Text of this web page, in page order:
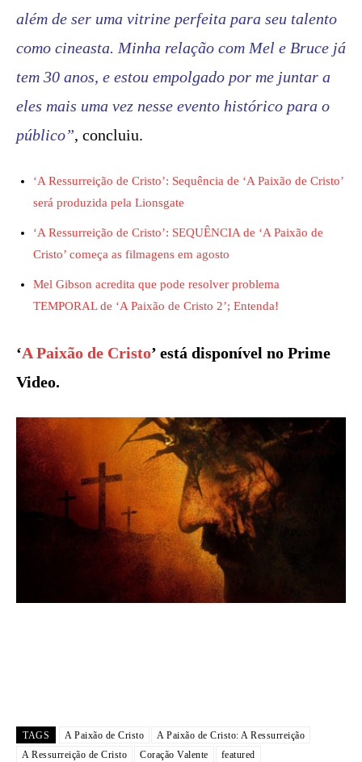
além de ser uma vitrine perfeita para seu talento
como cineasta. Minha relação com Mel e Bruce já
tem 30 anos, e estou empolgado por me juntar a
eles mais uma vez nesse evento histórico para o
público”, concluiu.
‘A Ressurreição de Cristo’: Sequência de ‘A Paixão de Cristo’
será produzida pela Lionsgate
‘A Ressurreição de Cristo’: SEQUÊNCIA de ‘A Paixão de
Cristo’ começa as filmagens em agosto
Mel Gibson acredita que pode resolver problema
TEMPORAL de ‘A Paixão de Cristo 2’; Entenda!
‘A Paixão de Cristo’ está disponível no Prime
Video.
TAGS A Paixão de Cristo
A Paixão de Cristo: A Ressurreição
A Ressurreição de Cristo
Coração Valente
featured